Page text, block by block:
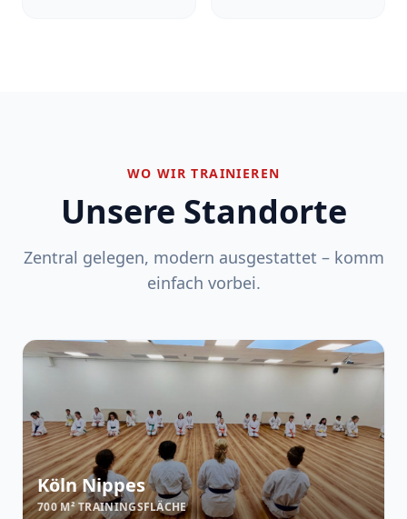
WO WIR TRAINIEREN
Unsere Standorte
Zentral gelegen, modern ausgestattet – komm
einfach vorbei.
Köln Nippes
700 M² TRAININGSFLÄCHE